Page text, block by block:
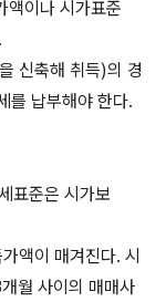
액이나 시가표준
신축해 취득)의 경
를 납부해야 한다.
표준은 시가보
액이 매겨진다. 시
월 사이의 매매사